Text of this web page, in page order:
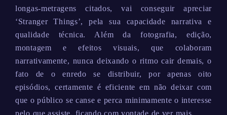
longas-metragens citados, vai conseguir apreciar
‘Stranger Things’, pela sua capacidade narrativa e
qualidade técnica. Além da fotografia, edição,
montagem e efeitos visuais, que colaboram
narrativamente, nunca deixando o ritmo cair demais, o
fato de o enredo se distribuir, por apenas oito
episódios, certamente é eficiente em não deixar com
que o público se canse e perca minimamente o interesse
pelo que assiste, ficando com vontade de ver mais.